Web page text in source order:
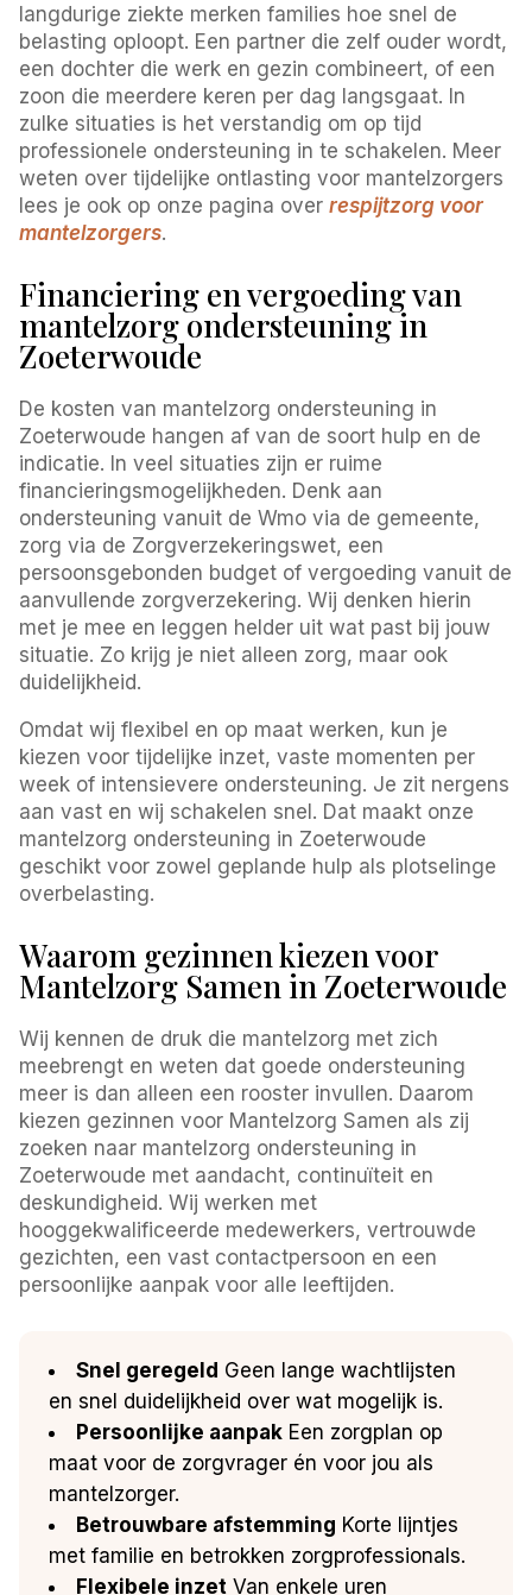
langdurige ziekte merken families hoe snel de
belasting oploopt. Een partner die zelf ouder wordt,
een dochter die werk en gezin combineert, of een
zoon die meerdere keren per dag langsgaat. In
zulke situaties is het verstandig om op tijd
professionele ondersteuning in te schakelen. Meer
weten over tijdelijke ontlasting voor mantelzorgers
lees je ook op onze pagina overrespijtzorg voor
mantelzorgers.
Financiering en vergoeding van
mantelzorg ondersteuning in
Zoeterwoude
De kosten van mantelzorg ondersteuning in
Zoeterwoude hangen af van de soort hulp en de
indicatie. In veel situaties zijn er ruime
financieringsmogelijkheden. Denk aan
ondersteuning vanuit de Wmo via de gemeente,
zorg via de Zorgverzekeringswet, een
persoonsgebonden budget of vergoeding vanuit de
aanvullende zorgverzekering. Wij denken hierin
met je mee en leggen helder uit wat past bij jouw
situatie. Zo krijg je niet alleen zorg, maar ook
duidelijkheid.
Omdat wij flexibel en op maat werken, kun je
kiezen voor tijdelijke inzet, vaste momenten per
week of intensievere ondersteuning. Je zit nergens
aan vast en wij schakelen snel. Dat maakt onze
mantelzorg ondersteuning in Zoeterwoude
geschikt voor zowel geplande hulp als plotselinge
overbelasting.
Waarom gezinnen kiezen voor
Mantelzorg Samen in Zoeterwoude
Wij kennen de druk die mantelzorg met zich
meebrengt en weten dat goede ondersteuning
meer is dan alleen een rooster invullen. Daarom
kiezen gezinnen voor Mantelzorg Samen als zij
zoeken naar mantelzorg ondersteuning in
Zoeterwoude met aandacht, continuïteit en
deskundigheid. Wij werken met
hooggekwalificeerde medewerkers, vertrouwde
gezichten, een vast contactpersoon en een
persoonlijke aanpak voor alle leeftijden.
Snel geregeld Geen lange wachtlijsten
en snel duidelijkheid over wat mogelijk is.
Persoonlijke aanpak Een zorgplan op
maat voor de zorgvrager én voor jou als
mantelzorger.
Betrouwbare afstemming Korte lijntjes
met familie en betrokken zorgprofessionals.
Flexibele inzet Van enkele uren